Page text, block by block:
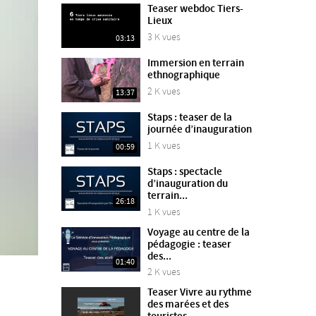
03:13
Teaser webdoc Tiers-
Lieux
3 K vues
13:37
Immersion en terrain
ethnographique
2 K vues
00:59
Staps : teaser de la
journée d’inauguration
1 K vues
26:18
Staps : spectacle
d’inauguration du
terrain...
1 K vues
01:40
Voyage au centre de la
pédagogie : teaser
des...
2 K vues
Teaser Vivre au rythme
des marées et des